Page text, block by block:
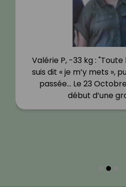
Valérie P, -33 kg :
suis dit « je m’y mets »,
passée… Le 23
début d’une